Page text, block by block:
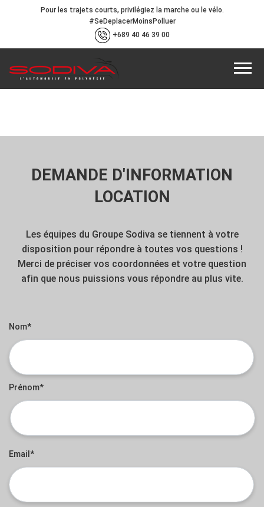
Pour les trajets courts, privilégiez la marche ou le vélo.
#SeDeplacerMoinsPolluer
+689 40 46 39 00
DEMANDE D'INFORMATION
LOCATION
Les équipes du Groupe Sodiva se tiennent à votre
disposition pour répondre à toutes vos questions !
Merci de préciser vos coordonnées et votre question
afin que nous puissions vous répondre au plus vite.
Nom*
Prénom*
Email*